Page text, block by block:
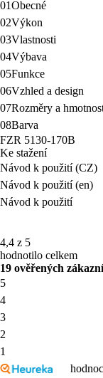
01Obecné
02Výkon
03Vlastnosti
04Výbava
05Funkce
06Vzhled a design
07Rozměry a
08Barva
FZR 5130-170B
Ke stažení
Návod k použití (CZ)
Návod k použití (en)
Návod k použití
4,4 z 5
hodnotilo celkem
19 ověřených
5
4
3
2
1